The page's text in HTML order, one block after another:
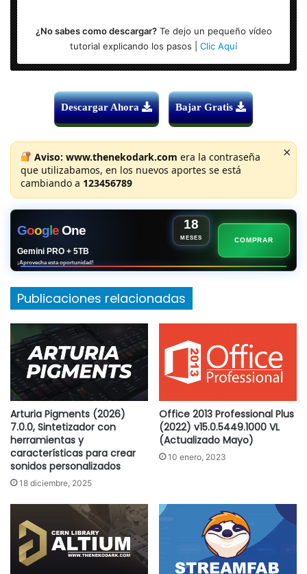
¿No sabes como descargar?Te dejo un pequeño vídeo
tutorial explicando los pasos | Clic Aquí
Descargar Ahora Bajar Gratis
Aviso: www.thenekodark.com era la contraseña
que utilizabamos, en los nuevos aportes se está
cambiando a 123456789
×
GoogeOne 18
MESES
Gemini PRO + 5TB
¡Aprovecha esta oportunidad!
COMPRAR
Publicaciones relacionadas
Arturia Pigments (2026)
7.0.0, Sintetizador con
herramientas y
características para crear
sonidos personalizados
18 diciembre, 2025
Office 2013 Professional Plus
(2022) v15.0.5449.1000 VL
(Actualizado Mayo)
10 enero, 2023